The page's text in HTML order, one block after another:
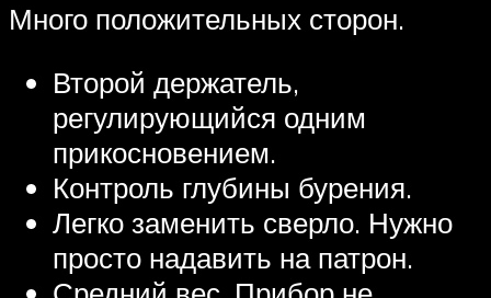
Много положительных сторон.
Второй держатель,
регулирующийся одним
прикосновением.
Контроль глубины бурения.
Легко заменить сверло. Нужно
просто надавить на патрон.